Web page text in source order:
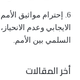
ﺇﺣﺘﺮﺍﻡ ﻣﻮﺍﺛﻴﻖ
ﺍﻻﻳﺠﺎﺑﻲ ﻭﻋﺪﻡ
ﺍﻟﺴﻠﻤﻲ ﺑﻴﻦ ﺍﻷﻣﻢ.
أخر المقالات